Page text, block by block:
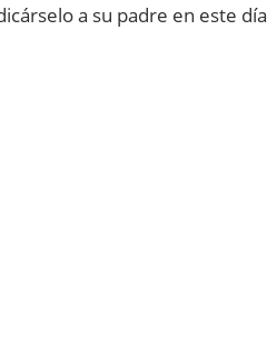
a su padre en este día